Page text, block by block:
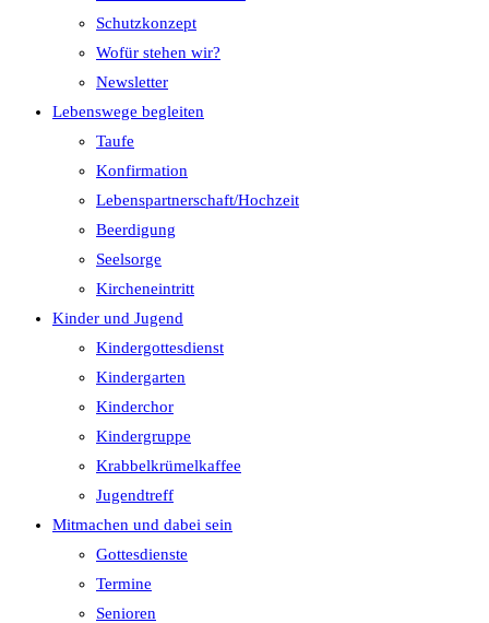
Schutzkonzept
Wofür stehen wir?
Newsletter
Lebenswege begleiten
Taufe
Konfirmation
Lebenspartnerschaft/Hochzeit
Beerdigung
Seelsorge
Kircheneintritt
Kinder und Jugend
Kindergottesdienst
Kindergarten
Kinderchor
Kindergruppe
Krabbelkrümelkaffee
Jugendtreff
Mitmachen und dabei sein
Gottesdienste
Termine
Senioren